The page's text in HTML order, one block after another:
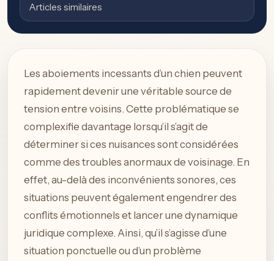
Articles similaires
Les aboiements incessants d’un chien peuvent
rapidement devenir une véritable source de
tension entre voisins. Cette problématique se
complexifie davantage lorsqu’il s’agit de
déterminer si ces nuisances sont considérées
comme des troubles anormaux de voisinage. En
effet, au-delà des inconvénients sonores, ces
situations peuvent également engendrer des
conflits émotionnels et lancer une dynamique
juridique complexe. Ainsi, qu’il s’agisse d’une
situation ponctuelle ou d’un problème